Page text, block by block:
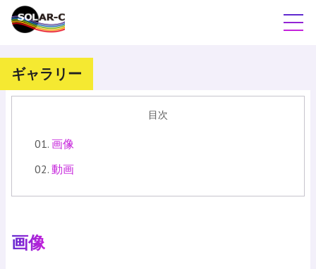
ギャラリー
目次
画像
動画
画像